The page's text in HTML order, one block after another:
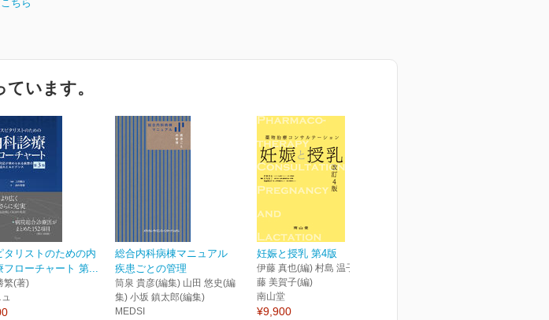
こちら
います。
タリストのための内
フローチャート 第...
繁(著)
総合内科病棟マニュアル
疾患ごとの管理
筒泉 貴彦(編集) 山田 悠史(編
集) 小坂 鎮太郎(編集)
MEDSI
妊娠と授乳 第4版
伊藤 真也(編) 村島 温子(編) 後
藤 美賀子(編)
南山堂
¥9,900